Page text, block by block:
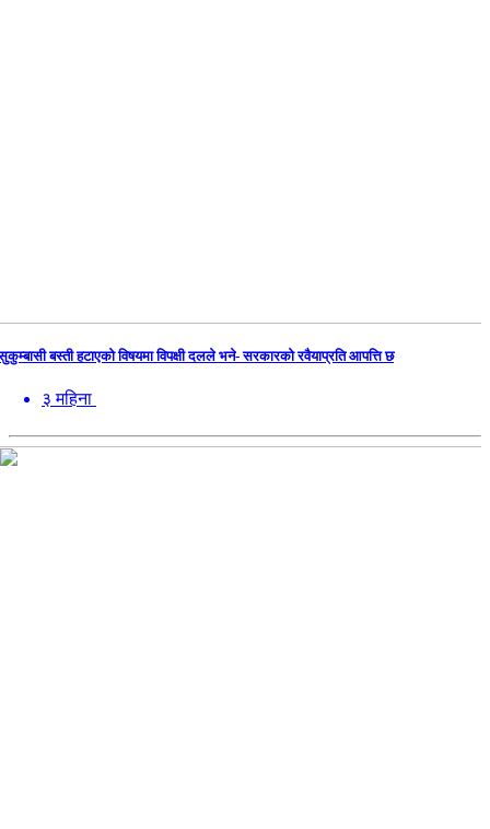
बस्ती हटाएको विषयमा विपक्षी दलले भने- सरकारको रवैयाप्रति आपत्ति छ
३ महिना